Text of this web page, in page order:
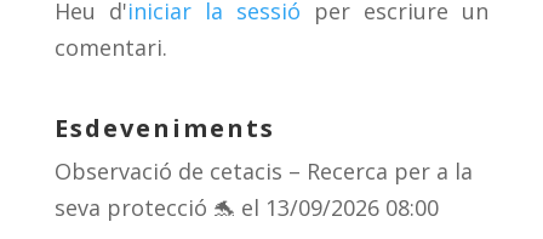
ix
Heu d'iniciar la sessió per escriure un
comentari.
Esdeveniments
Observació de cetacis – Recerca per a la
seva protecció 🐬 el 13/09/2026 08:00